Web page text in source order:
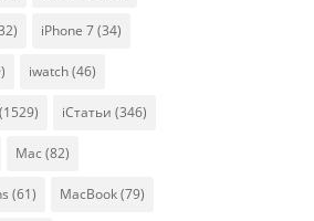
iPhone 7(34)
iwatch(46)
(1529) iСтатьи (346)
Mac (82)
(61) MacBook(79)